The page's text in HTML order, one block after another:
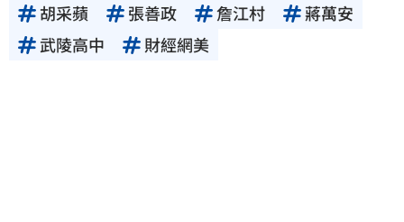
胡采蘋 張善政 詹江村
蔣萬安
武陵高中
財經網美